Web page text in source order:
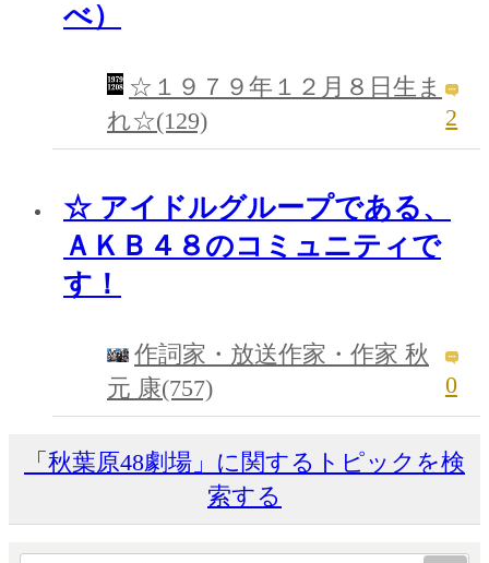
べ）
☆１９７９年１２月８日生ま
れ☆(129)
2
☆ アイドルグループである、
ＡＫＢ４８のコミュニティで
す！
作詞家・放送作家・作家 秋
元 康(757)
0
「秋葉原48劇場」に関するトピックを検
索する